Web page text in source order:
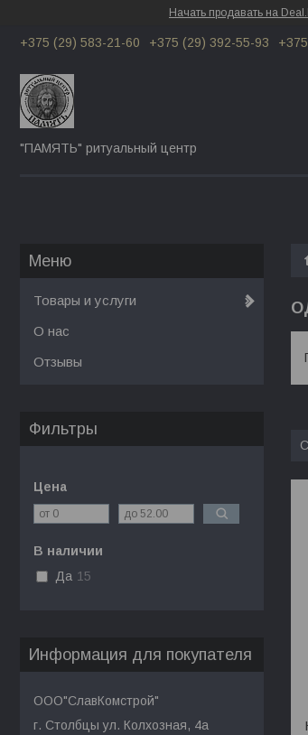
Начать продавать на
+375 (29) 583-21-60 +375 (29) 392-55-93
"ПАМЯТЬ" ритуальный центр
Товары и услуги
О нас
Отзывы
Фильтры
Цена
В наличии
Да 15
Информация для покупателя
ООО"СлавКомстрой"
г. Столбцы ул. Колхозная, 4а